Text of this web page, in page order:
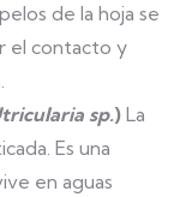
de la hoja se
el contacto y
sp.) La
Es una
en aguas